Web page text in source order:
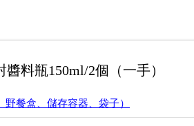
醬料瓶150ml/2個（一手）
野餐盒、儲存容器、袋子）